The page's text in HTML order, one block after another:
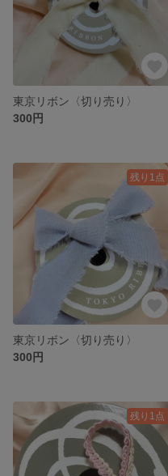
東京リボン〈切り売り〉
300円
残り1点
東京リボン〈切り売り〉
300円
残り1点